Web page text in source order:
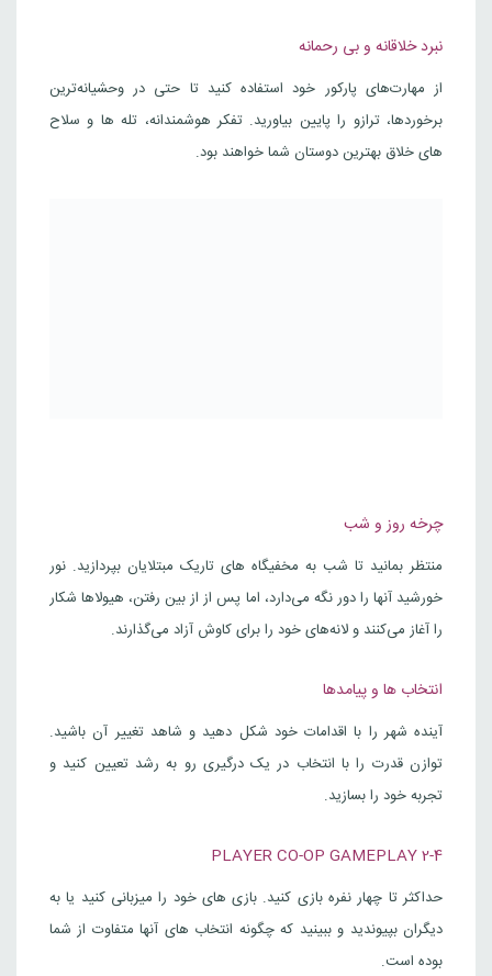
نبرد خلاقانه و بی رحمانه
از مهارت‌های پارکور خود استفاده کنید تا حتی در وحشیانه‌ترین
برخوردها، ترازو را پایین بیاورید. تفکر هوشمندانه، تله ها و سلاح
های خلاق بهترین دوستان شما خواهند بود.
چرخه روز و شب
منتظر بمانید تا شب به مخفیگاه های تاریک مبتلایان بپردازید. نور
خورشید آنها را دور نگه می‌دارد، اما پس از از بین رفتن، هیولاها شکار
را آغاز می‌کنند و لانه‌های خود را برای کاوش آزاد می‌گذارند.
انتخاب ها و پیامدها
آینده شهر را با اقدامات خود شکل دهید و شاهد تغییر آن باشید.
توازن قدرت را با انتخاب در یک درگیری رو به رشد تعیین کنید و
تجربه خود را بسازید.
2-4 PLAYER CO-OP GAMEPLAY
حداکثر تا چهار نفره بازی کنید. بازی های خود را میزبانی کنید یا به
دیگران بپیوندید و ببینید که چگونه انتخاب های آنها متفاوت از شما
بوده است.